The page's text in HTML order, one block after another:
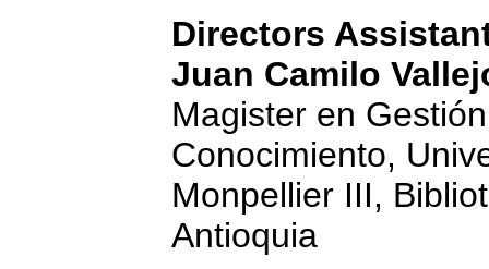
Directors
Juan Camilo
Magister en
Conocimiento,
Monpellier III,
Antioquia